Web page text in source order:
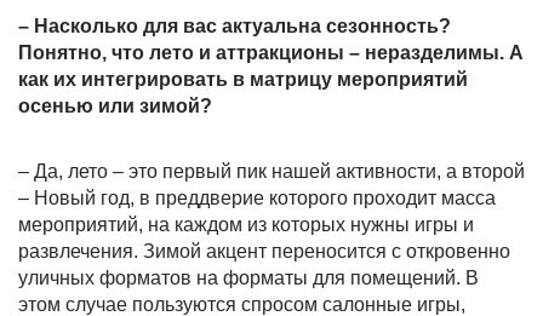
– Насколько для вас актуальна сезонность?
Понятно, что лето и аттракционы – неразделимы. А
как их интегрировать в матрицу мероприятий
осенью или зимой?
– Да, лето – это первый пик нашей активности, а второй
– Новый год, в преддверие которого проходит масса
мероприятий, на каждом из которых нужны игры и
развлечения. Зимой акцент переносится с откровенно
уличных форматов на форматы для помещений. В
этом случае пользуются спросом салонные игры,